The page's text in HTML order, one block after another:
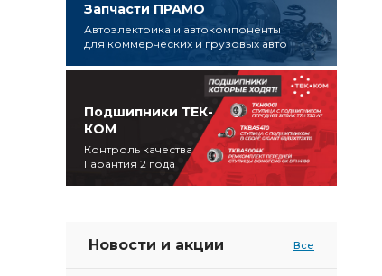
Запчасти ПРАМО
Автоэлектрика и автокомпоненты
для коммерческих и грузовых авто
Подшипники ТЕК-
КОМ
Контроль качества
Гарантия 2 года
Новости и акции Все